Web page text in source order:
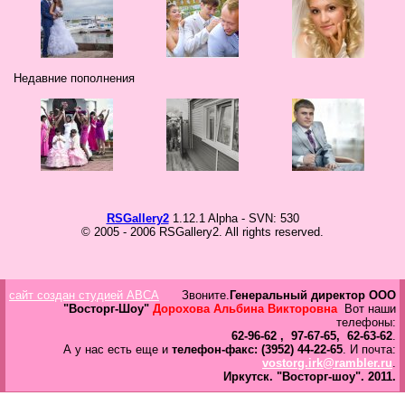
Недавние пополнения
RSGallery21.12.1 Alpha - SVN: 530
© 2005 - 2006 RSGallery2. All rights reserved.
сайт создан студией ABCA Звоните. Генеральный директор ООО
"Восторг-Шоу" Дорохова Альбина ВикторовнаВот наши
телефоны:
62-96-62 , 97-67-65, 62-63-62.
А у нас есть еще и телефон-факс: (3952) 44-22-65. И почта:
vostorg.irk@rambler.ru.
Иркутск. "Восторг-шоу". 2011.